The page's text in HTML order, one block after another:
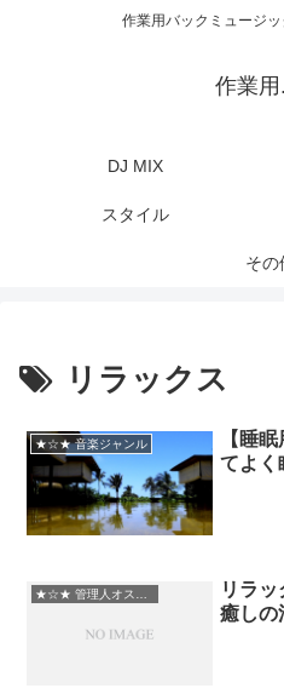
作業用バックミュージ
作業
DJ MIX
スタイル
その
リラックス
★☆★ 音楽ジャンル
【睡
てよく
★☆★ 管理人オススメ
リラッ
癒しの